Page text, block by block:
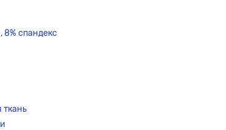
8% спандекс
ткань